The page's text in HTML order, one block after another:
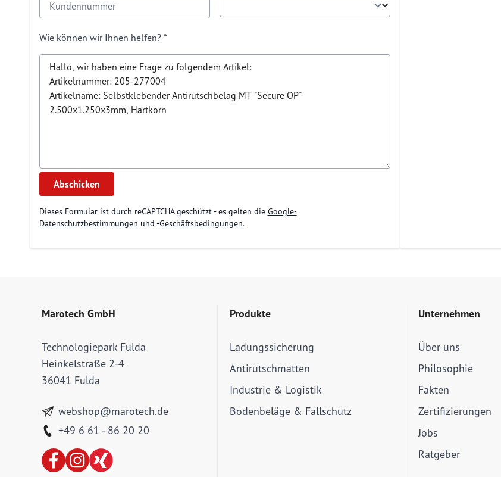
Wie können wir Ihnen helfen?
Abschicken
Dieses Formular ist durch reCAPTCHA geschützt - es gelten die Google-
Datenschutzbestimmungen und -Geschäftsbedingungen.
Marotech GmbH
Technologiepark Fulda
Heinkelstraße 2-4
36041 Fulda
webshop@marotech.de
+49 6 61 - 86 20 20
Produkte
Ladungssicherung
Antirutschmatten
Industrie & Logistik
Bodenbeläge & Fallschutz
Unternehmen
Über uns
Philosophie
Fakten
Zertifizierungen
Jobs
Ratgeber